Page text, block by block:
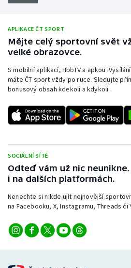
Ragby
Rychlobruslení
Rychlostní kanoistika
Short track
Stolní tenis
Triatlon
Veslování
Vodní slalom
Volejbal
APLIKACE ČT SPORT
Mějte celý sportovní svět
velké obrazovce.
S mobilní aplikací, HbbTV a apkou
máte ČT sport vždy po ruce. Sledujte
bonusový obsah kdekoli a kdykoli.
SOCIÁLNÍ SÍTĚ
Odteď vám už nic
i na dalších platformách.
Nenechte si nikde ujít nejnovější
na Facebooku, X, Instagramu, Threads či